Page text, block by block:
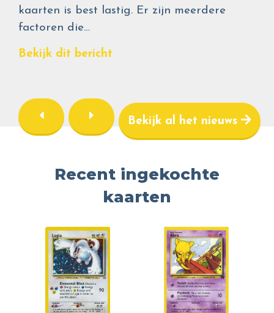
kaarten is best lastig. Er zijn meerdere
factoren die…
Bekijk dit bericht
Bekijk al het nieuws
Recent ingekochte
kaarten